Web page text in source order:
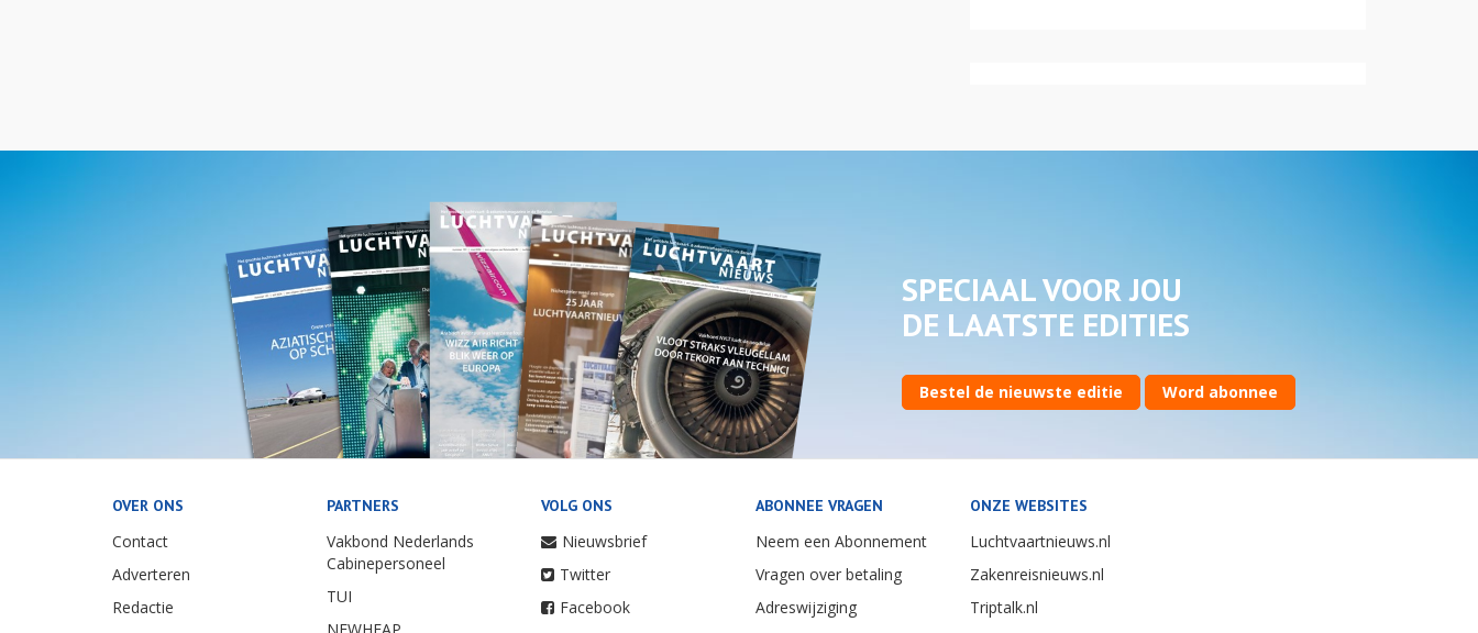
SPECIAAL VOOR JOU
DE LAATSTE EDITIES
Bestel de nieuwste editie Word abonnee
OVER ONS
Contact
Adverteren
Redactie
PARTNERS
Vakbond Nederlands
Cabinepersoneel
TUI
NEWHEAP
VOLG ONS
Nieuwsbrief
Twitter
Facebook
ABONNEE VRAGEN
Neem een Abonnement
Vragen over betaling
Adreswijziging
ONZE WEBSITES
Luchtvaartnieuws.nl
Zakenreisnieuws.nl
Triptalk.nl